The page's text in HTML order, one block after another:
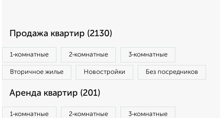
Продажа квартир (2130)
1‑комнатные 2‑комнатные 3‑комнатные
Вторичное жилье Новостройки Без посредников
Аренда квартир (201)
1‑комнатные 2‑комнатные 3‑комнатные